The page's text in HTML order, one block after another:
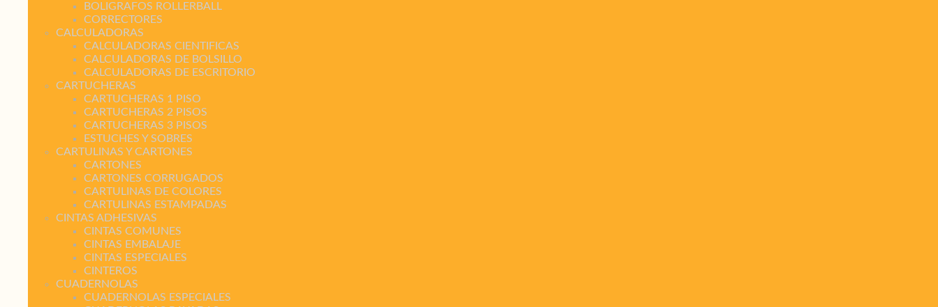
BOLIGRAFOS ROLLERBALL
CORRECTORES
CALCULADORAS
CALCULADORAS CIENTIFICAS
CALCULADORAS DE BOLSILLO
CALCULADORAS DE ESCRITORIO
CARTUCHERAS
CARTUCHERAS 1 PISO
CARTUCHERAS 2 PISOS
CARTUCHERAS 3 PISOS
ESTUCHES Y SOBRES
CARTULINAS Y CARTONES
CARTONES
CARTONES CORRUGADOS
CARTULINAS DE COLORES
CARTULINAS ESTAMPADAS
CINTAS ADHESIVAS
CINTAS COMUNES
CINTAS EMBALAJE
CINTAS ESPECIALES
CINTEROS
CUADERNOLAS
CUADERNOLAS ESPECIALES